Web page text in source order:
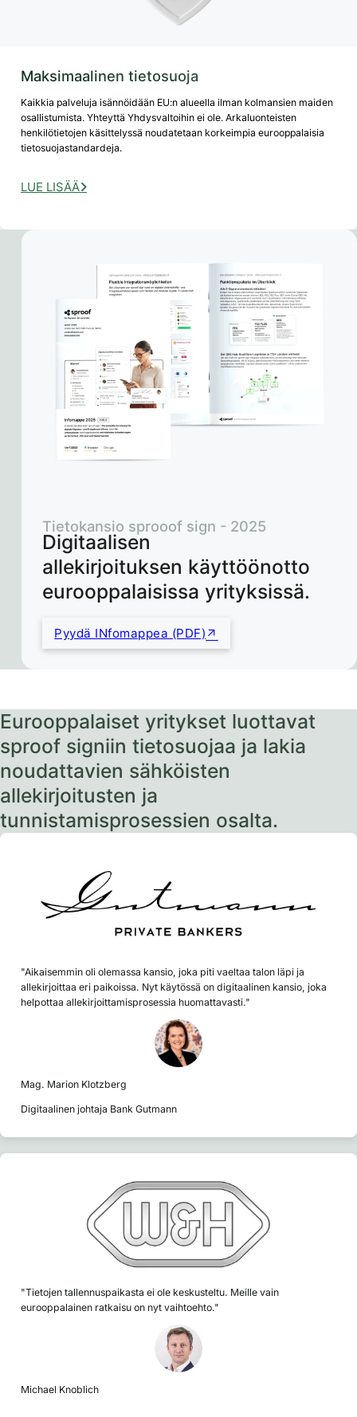
Maksimaalinen tietosuoja
Kaikkia palveluja isännöidään EU:n alueella ilman kolmansien maiden
osallistumista. Yhteyttä Yhdysvaltoihin ei ole. Arkaluonteisten
henkilötietojen käsittelyssä noudatetaan korkeimpia eurooppalaisia
tietosuojastandardeja.
LUE LISÄÄ
Digitaalisen
allekirjoituksen käyttöönotto
eurooppalaisissa yrityksissä.
Tietokansio sprooof sign - 2025
Pyydä INfomappea (PDF)
Eurooppalaiset yritykset luottavat
sproof signiin tietosuojaa ja lakia
noudattavien sähköisten
allekirjoitusten ja
tunnistamisprosessien osalta.
"Aikaisemmin oli olemassa kansio, joka piti vaeltaa talon läpi ja
allekirjoittaa eri paikoissa. Nyt käytössä on digitaalinen kansio, joka
helpottaa allekirjoittamisprosessia huomattavasti."
Mag. Marion Klotzberg
Digitaalinen johtaja Bank Gutmann
"Tietojen tallennuspaikasta ei ole keskusteltu. Meille vain
eurooppalainen ratkaisu on nyt vaihtoehto."
Michael Knoblich